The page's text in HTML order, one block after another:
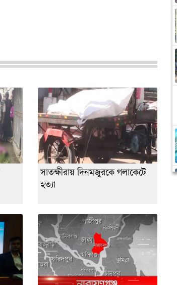
সাতক্ষীরায় দিনমজুরকে গলাকেটে
হত্যা